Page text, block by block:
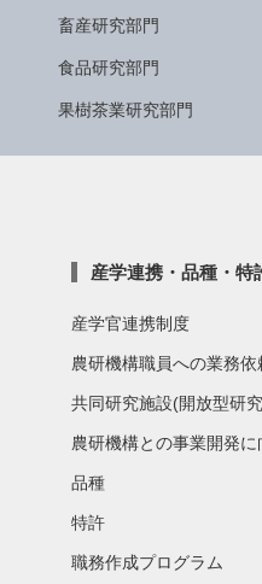
畜産研究部門
食品研究部門
果樹茶業研究部門
産学連携・品種・特
産学官連携制度
農研機構職員への業務依
共同研究施設(開放型研
農研機構との事業開発に
品種
特許
職務作成プログラム